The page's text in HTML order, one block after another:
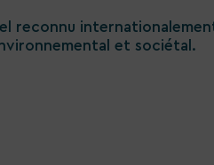
reconnu
et sociétal.